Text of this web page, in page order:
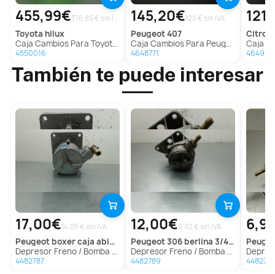
455,99€ 376.85 € sin IVA
toyota hilux
Caja Cambios Para Toyota Hilux
4550016
145,20€120 € sin IVA
peugeot407
Caja Cambios Para Peugeot 407
4648771
Caja
También te puede interesar
17,00€14.05 € sin IVA
peugeot boxer caja abierta (rs2850)(330)('02->)
Depresor Freno / Bomba Vacio para Peugeot Boxer Caja Abierta (Rs2850)(330)('02->)
4482787
12,00€9.92 € sin IVA
peugeot306 berlina 3/4/5 puertas (s2)
Depresor Freno / Bomba Vacio para Peugeot 306 Berlina 3/4/5 Puertas (S2)
4482789
Depresor
4482797